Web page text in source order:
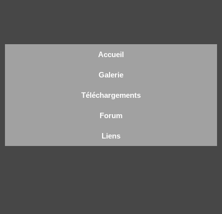
Accueil
Galerie
Téléchargements
Forum
Liens